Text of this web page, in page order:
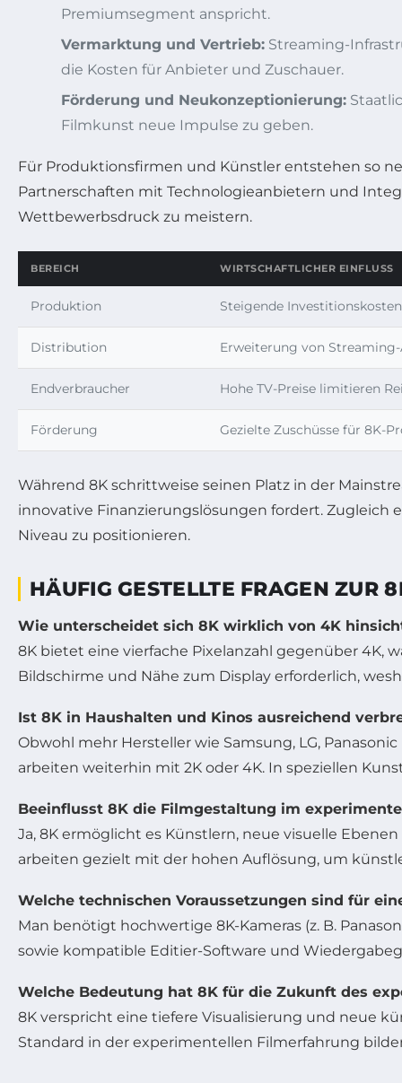
Premiumsegment anspricht.
Vermarktung und Vertrieb: Streaming-
die Kosten für Anbieter und Zuschauer.
Förderung und Neukonzeptionierung:
Filmkunst neue Impulse zu geben.
Für Produktionsfirmen und Künstler entstehen so
Partnerschaften mit Technologieanbietern und
Wettbewerbsdruck zu meistern.
BEREICH WIRTSCHAFTLICHER EINFLUSS
Produktion Steigende Investitionskosten
Distribution Erweiterung von
Endverbraucher Hohe TV-Preise limitieren
Förderung Gezielte Zuschüsse für 8K-
Während 8K schrittweise seinen Platz in der
innovative Finanzierungslösungen fordert.
Niveau zu positionieren.
HÄUFIG GESTELLTE FRAGEN ZUR
Wie unterscheidet sich 8K wirklich von 4K
8K bietet eine vierfache Pixelanzahl gegenüber 4K,
Bildschirme und Nähe zum Display erforderlich,
Ist 8K in Haushalten und Kinos ausreichend
Obwohl mehr Hersteller wie Samsung, LG,
arbeiten weiterhin mit 2K oder 4K. In speziellen
Beeinflusst 8K die Filmgestaltung im
Ja, 8K ermöglicht es Künstlern, neue visuelle
arbeiten gezielt mit der hohen Auflösung, um
Welche technischen Voraussetzungen sind für
Man benötigt hochwertige 8K-Kameras (z. B.
sowie kompatible Editier-Software und
Welche Bedeutung hat 8K für die Zukunft des
8K verspricht eine tiefere Visualisierung und neue
Standard in der experimentellen Filmerfahrung